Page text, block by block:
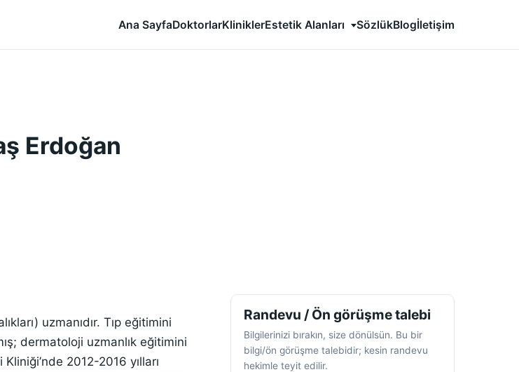
Ana SayfaDoktorlarKliniklerEstetik Alanları SözlükBlogİletişim
Erdoğan
uzmanıdır. Tıp eğitimini
dermatoloji uzmanlık eğitimini
2012-2016 yılları
Randevu / Ön görüşme talebi
Bilgilerinizi bırakın, size dönülsün. Bu bir
bilgi/ön görüşme talebidir; kesin randevu
hekimle teyit edilir.